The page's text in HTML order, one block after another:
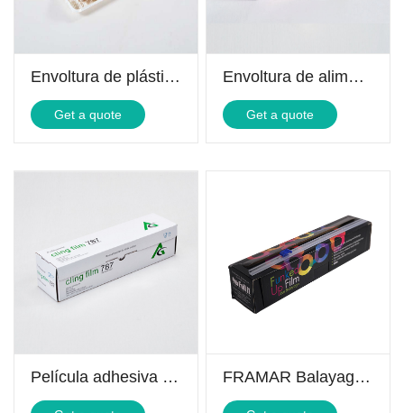
Envoltura de plástico PE
Get a quote
Envoltura de alimentos de polietileno
Get a quote
Película adhesiva de polietileno FRAMAR Balayage Película Funked Up